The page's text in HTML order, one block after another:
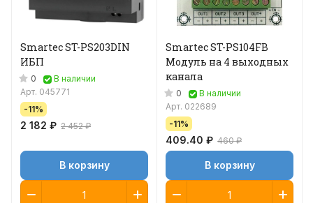
Smartec ST-PS203DIN
ИБП
0
В наличии
Арт. 045771
-11%
2 182 ₽ 2 452 ₽
В корзину
Smartec ST-PS104FB
Модуль на 4 выходных
канала
0
В наличии
Арт. 022689
-11%
409.40 ₽ 460 ₽
В корзину